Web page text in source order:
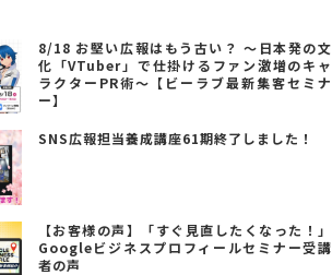
8/18 お堅い広報はもう古い？ ～日本発の文
化「VTuber」で仕掛けるファン激増のキャ
ラクターPR術～【ビーラブ最新集客セミナ
ー】
SNS広報担当養成講座61期終了しました！
【お客様の声】「すぐ見直したくなった！」
Googleビジネスプロフィールセミナー受講
者の声